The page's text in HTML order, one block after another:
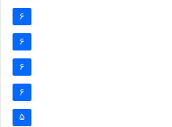
6
6
6
6
5